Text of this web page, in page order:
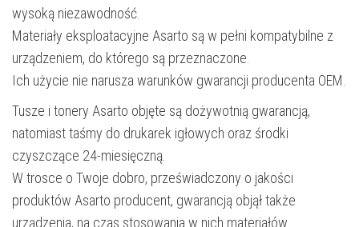
wysoką niezawodność.
Materiały eksploatacyjne Asarto są w pełni kompatybilne z
urządzeniem, do którego są przeznaczone.
Ich użycie nie narusza warunków gwarancji producenta OEM.
Tusze i tonery Asarto objęte są dożywotnią gwarancją,
natomiast taśmy do drukarek igłowych oraz środki
czyszczące 24-miesięczną.
W trosce o Twoje dobro, przeświadczony o jakości
produktów Asarto producent, gwarancją objął także
urządzenia, na czas stosowania w nich materiałów